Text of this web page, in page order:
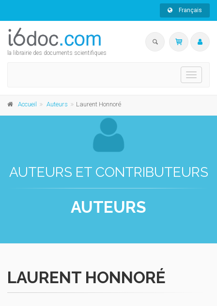
Français
la librairie des documents scientifiques
Toggle
Accueil Auteurs Laurent Honnoré
AUTEURS ET CONTRIBUTEURS
AUTEURS
LAURENT HONNORÉ